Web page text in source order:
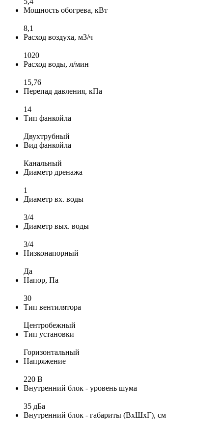
Мощность обогрева, кВт
8,1
Расход воздуха, м3/ч
1020
Расход воды, л/мин
15,76
Перепад давления, кПа
14
Тип фанкойла
Двухтрубный
Вид фанкойла
Канальный
Диаметр дренажа
1
Диаметр вх. воды
3/4
Диаметр вых. воды
3/4
Низконапорный
Да
Напор, Па
30
Тип вентилятора
Центробежный
Тип установки
Горизонтальный
Напряжение
220 В
Внутренний блок - уровень шума
35 дБа
Внутренний блок - габариты (ВхШхГ), см